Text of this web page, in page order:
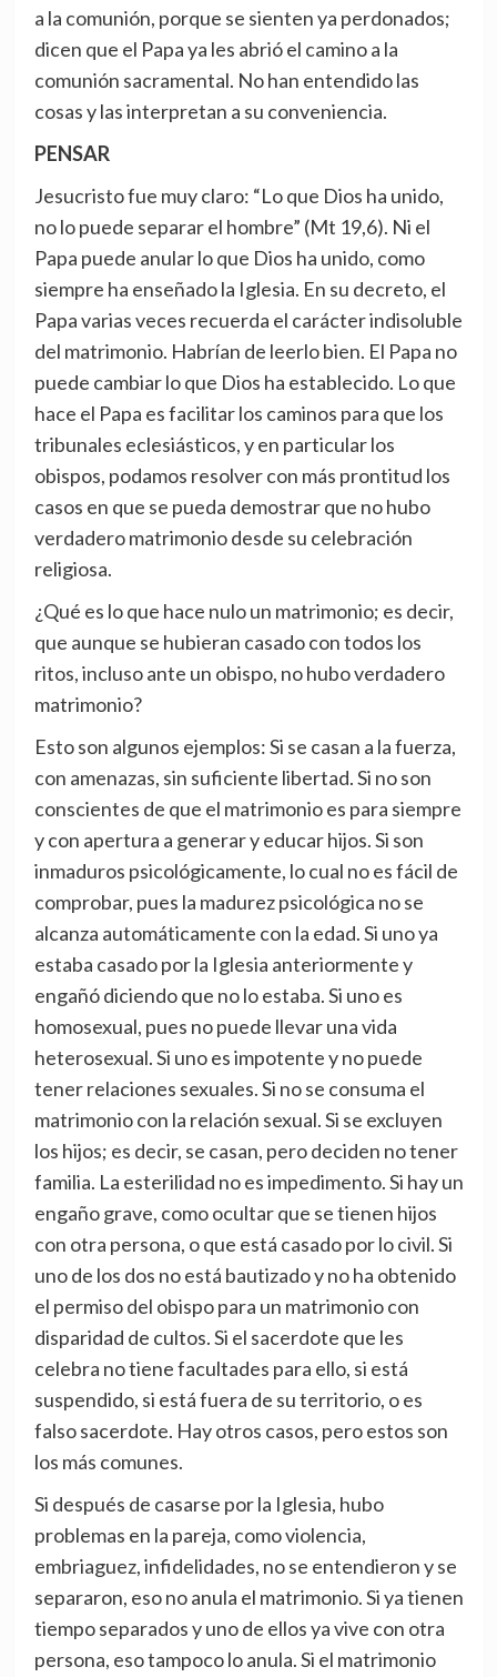
a la comunión, porque se sienten ya perdonados;
dicen que el Papa ya les abrió el camino a la
comunión sacramental. No han entendido las
cosas y las interpretan a su conveniencia.
PENSAR
Jesucristo fue muy claro: “Lo que Dios ha unido,
no lo puede separar el hombre” (Mt 19,6). Ni el
Papa puede anular lo que Dios ha unido, como
siempre ha enseñado la Iglesia. En su decreto, el
Papa varias veces recuerda el carácter indisoluble
del matrimonio. Habrían de leerlo bien. El Papa no
puede cambiar lo que Dios ha establecido. Lo que
hace el Papa es facilitar los caminos para que los
tribunales eclesiásticos, y en particular los
obispos, podamos resolver con más prontitud los
casos en que se pueda demostrar que no hubo
verdadero matrimonio desde su celebración
religiosa.
¿Qué es lo que hace nulo un matrimonio; es decir,
que aunque se hubieran casado con todos los
ritos, incluso ante un obispo, no hubo verdadero
matrimonio?
Esto son algunos ejemplos: Si se casan a la fuerza,
con amenazas, sin suficiente libertad. Si no son
conscientes de que el matrimonio es para siempre
y con apertura a generar y educar hijos. Si son
inmaduros psicológicamente, lo cual no es fácil de
comprobar, pues la madurez psicológica no se
alcanza automáticamente con la edad. Si uno ya
estaba casado por la Iglesia anteriormente y
engañó diciendo que no lo estaba. Si uno es
homosexual, pues no puede llevar una vida
heterosexual. Si uno es impotente y no puede
tener relaciones sexuales. Si no se consuma el
matrimonio con la relación sexual. Si se excluyen
los hijos; es decir, se casan, pero deciden no tener
familia. La esterilidad no es impedimento. Si hay un
engaño grave, como ocultar que se tienen hijos
con otra persona, o que está casado por lo civil. Si
uno de los dos no está bautizado y no ha obtenido
el permiso del obispo para un matrimonio con
disparidad de cultos. Si el sacerdote que les
celebra no tiene facultades para ello, si está
suspendido, si está fuera de su territorio, o es
falso sacerdote. Hay otros casos, pero estos son
los más comunes.
Si después de casarse por la Iglesia, hubo
problemas en la pareja, como violencia,
embriaguez, infidelidades, no se entendieron y se
separaron, eso no anula el matrimonio. Si ya tienen
tiempo separados y uno de ellos ya vive con otra
persona, eso tampoco lo anula. Si el matrimonio